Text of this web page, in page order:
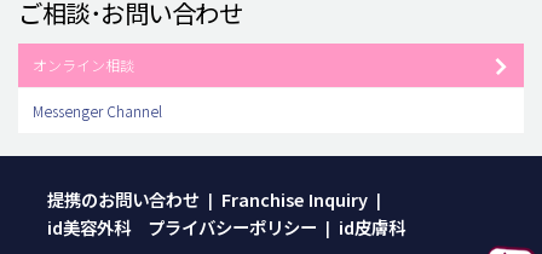
ご相談･お問い合わせ
オンライン相談
Messenger Channel
提携のお問い合わせ | Franchise Inquiry |
id美容外科 プライバシーポリシー | id皮膚科